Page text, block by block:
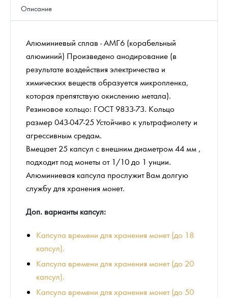
Описание
Алюминиевый сплав - АМГ6 (корабельный
алюминий) Произведено анодирование (в
результате воздействия электричества и
химических веществ образуется микропленка,
которая препятствую окислению метала).
Резиновое кольцо: ГОСТ 9833-73. Кольцо
размер 043-047-25 Устойчиво к ультрафиолету и
агрессивным средам.
Вмещает 25 капсул с внешним диаметром 44 мм ,
подходит под монеты от 1/10 до 1 унции.
Алюминиевая капсула прослужит Вам долгую
службу для хранения монет.
Доп. варианты капсул:
Капсула времени для хранения монет (до 18
капсул).
Капсула времени для хранения монет (до 20
капсул).
Капсула времени для хранения монет (до 50